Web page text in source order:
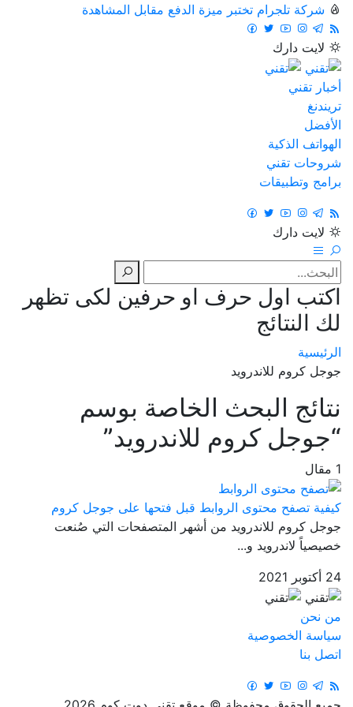
شركة تلجرام تختبر ميزة الدفع مقابل المشاهدة
لايت دارك
أخبار تقني
تريندنغ
الأفضل
الهواتف الذكية
شروحات تقني
برامج وتطبيقات
لايت دارك
اكتب اول حرف او حرفين لكى تظهر
لك النتائج
الرئيسية
جوجل كروم للاندرويد
نتائج البحث الخاصة بوسم
“جوجل كروم للاندرويد”
1 مقال
كيفية تصفح محتوى الروابط قبل فتحها على جوجل كروم
جوجل كروم للاندرويد من أشهر المتصفحات التي صُنعت
خصيصياً لاندرويد و...
24 أكتوبر 2021
من نحن
سياسة الخصوصية
اتصل بنا